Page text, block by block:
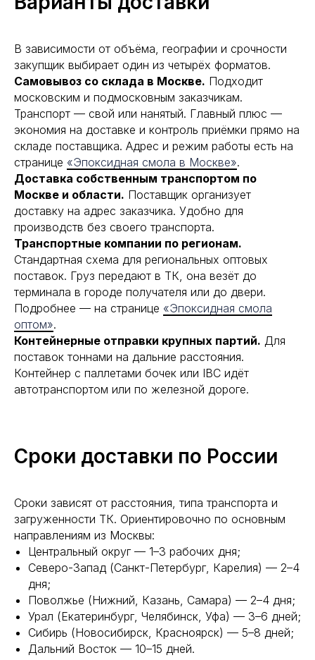
В зависимости от объёма, географии и срочности
закупщик выбирает один из четырёх форматов.
Самовывоз со склада в Москве. Подходит
московским и подмосковным заказчикам.
Транспорт — свой или нанятый. Главный плюс —
экономия на доставке и контроль приёмки прямо на
складе поставщика. Адрес и режим работы есть на
странице «Эпоксидная смола в Москве».
Доставка собственным транспортом по
Москве и области. Поставщик организует
доставку на адрес заказчика. Удобно для
производств без своего транспорта.
Транспортные компании по регионам.
Стандартная схема для региональных оптовых
поставок. Груз передают в ТК, она везёт до
терминала в городе получателя или до двери.
Подробнее — на странице «Эпоксидная смола
оптом».
Контейнерные отправки крупных партий. Для
поставок тоннами на дальние расстояния.
Контейнер с паллетами бочек или IBC идёт
автотранспортом или по железной дороге.
Сроки доставки по России
Сроки зависят от расстояния, типа транспорта и
загруженности ТК. Ориентировочно по основным
направлениям из Москвы:
Центральный округ — 1–3 рабочих дня;
Северо-Запад (Санкт-Петербург, Карелия) — 2–4
дня;
Поволжье (Нижний, Казань, Самара) — 2–4 дня;
Урал (Екатеринбург, Челябинск, Уфа) — 3–6 дней;
Сибирь (Новосибирск, Красноярск) — 5–8 дней;
Дальний Восток — 10–15 дней.